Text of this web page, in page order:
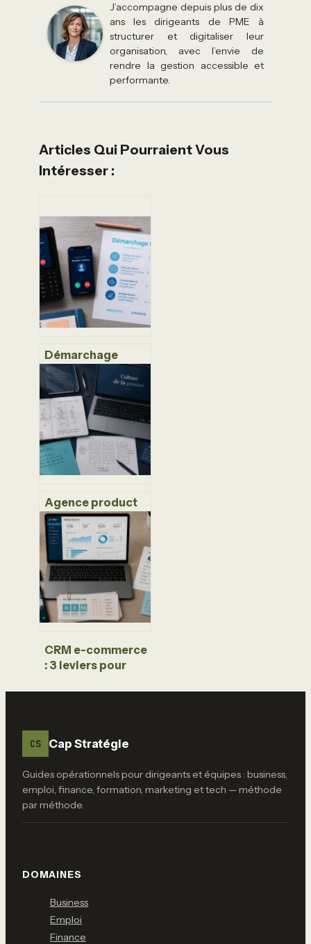
J’accompagne depuis plus de dix
ans les dirigeants de PME à
structurer et digitaliser leur
organisation, avec l’envie de
rendre la gestion accessible et
performante.
Articles Qui Pourraient Vous
Intéresser :
Démarchage
téléphonique par
IA : pourquoi les
protections
classiques
échouent et
comment
reprendre le
contrôle
Agence product
discovery : 4
leviers pour
valider vos idées
et éviter les
développements
inutiles
CRM e-commerce
: 3 leviers pour
visiteurs
CS Cap Stratégie
Guides opérationnels pour dirigeants et équipes : business,
emploi, finance, formation, marketing et tech — méthode
par méthode.
DOMAINES
Business
Emploi
Finance